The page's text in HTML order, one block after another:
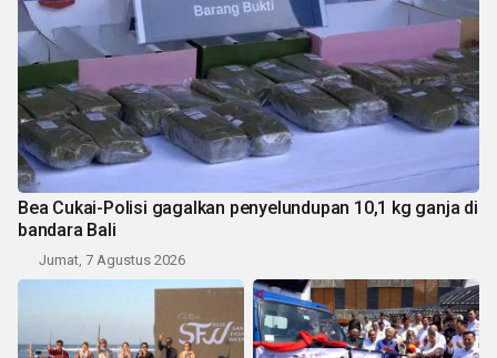
Bea Cukai-Polisi gagalkan penyelundupan 10,1 kg ganja di
bandara Bali
Jumat, 7 Agustus 2026